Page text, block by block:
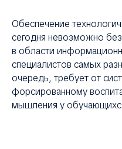
Обеспечение
сегодня невозможно
в области
специалистов самых
очередь, требует от
форсированному
мышления у